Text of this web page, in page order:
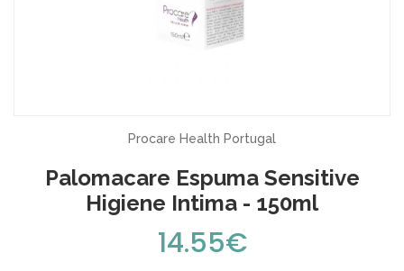
Procare Health Portugal
Palomacare Espuma Sensitive
Higiene Intima - 150ml
14.55€